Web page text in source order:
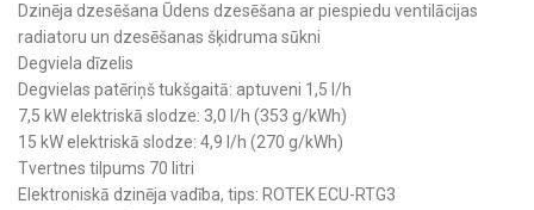
Dzinēja dzesēšana Ūdens dzesēšana ar piespiedu ventilācijas
radiatoru un dzesēšanas šķidruma sūkni
Degviela dīzelis
Degvielas patēriņš tukšgaitā: aptuveni 1,5 l/h
7,5 kW elektriskā slodze: 3,0 l/h (353 g/kWh)
15 kW elektriskā slodze: 4,9 l/h (270 g/kWh)
Tvertnes tilpums 70 litri
Elektroniskā dzinēja vadība, tips: ROTEK ECU-RTG3